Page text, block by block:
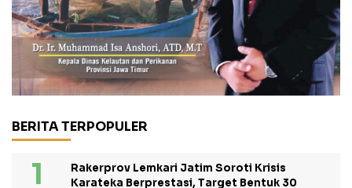
BERITA TERPOPULER
Rakerprov Lemkari Jatim Soroti Krisis
Karateka Berprestasi, Target Bentuk 30